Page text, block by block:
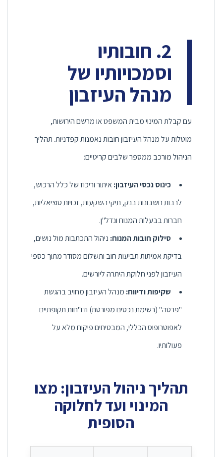
2. חובותיו
וסמכויותיו של
מנהל העיזבון
עם קבלת המינוי מבית המשפט או מרשם הירושות,
מוטלות על מנהל העיזבון חובות נאמנות קפדניות. תהליך
הניהול מורכב ממספר שלבים קריטיים:
כינוס נכסי העיזבון:איתור וריכוז של כלל הרכוש,
לרבות חשבונות בנק, תיקי השקעות, זכויות סוציאליות,
חברות בבעלות המנוח ונדל"ן.
סילוק חובות המנוח: ניהול התכתבות מול נושים,
בדיקת אמיתות תביעות חוב ותשלום מסודר מתוך כספי
העיזבון לפני חלוקת היתרה ליורשים.
שקיפות ודיווח: מנהל העיזבון מחויב בהגשת
"פרטה" (רשימת נכסים מפורטת) ודו"חות תקופתיים
לאפוטרופוס הכללי, המבטיחים פיקוח מלא על
פעולותיו.
תהליך ניהול העיזבון: מצו
המינוי ועד לחלוקה
הסופית